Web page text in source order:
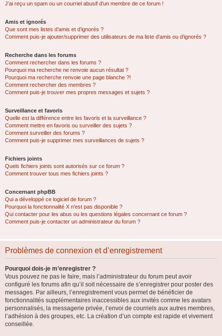
J’ai reçu un spam ou un courriel abusif d’un membre de ce forum !
Amis et ignorés
Que sont mes listes d’amis et d’ignorés ?
Comment puis-je ajouter/supprimer des utilisateurs de ma liste d’amis ou d’ignorés ?
Recherche dans les forums
Comment rechercher dans les forums ?
Pourquoi ma recherche ne renvoie aucun résultat ?
Pourquoi ma recherche renvoie une page blanche ?!
Comment rechercher des membres ?
Comment puis-je trouver mes propres messages et sujets ?
Surveillance et favoris
Quelle est la différence entre les favoris et la surveillance ?
Comment mettre en favoris ou surveiller des sujets ?
Comment surveiller des forums ?
Comment puis-je supprimer mes surveillances de sujets ?
Fichiers joints
Quels fichiers joints sont autorisés sur ce forum ?
Comment trouver tous mes fichiers joints ?
Concernant phpBB
Qui a développé ce logiciel de forum ?
Pourquoi la fonctionnalité X n’est pas disponible ?
Qui contacter pour les abus ou les questions légales concernant ce forum ?
Comment puis-je contacter un administrateur du forum ?
Problèmes de connexion et d’enregistrement
Pourquoi dois-je m’enregistrer ?
Vous pouvez ne pas le faire, mais l’administrateur du forum peut avoir
configuré les forums afin qu’il soit nécessaire de s’enregistrer pour poster des
messages. Par ailleurs, l’enregistrement vous permet de bénéficier de
fonctionnalités supplémentaires inaccessibles aux invités comme les avatars
personnalisés, la messagerie privée, l’envoi de courriels aux autres membres,
l’adhésion à des groupes, etc. La création d’un compte est rapide et vivement
conseillée.